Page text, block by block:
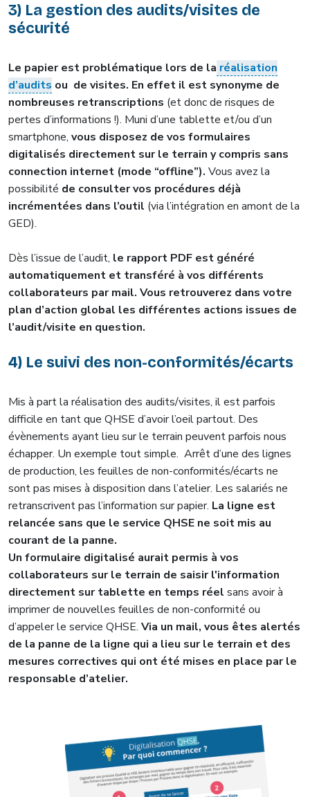
3) La gestion des audits/visites de
sécurité
Le papier est problématique lors de la réalisation
d’audits ou de visites. En effet il est synonyme de
nombreuses retranscriptions (et donc de risques de
pertes d’informations !). Muni d’une tablette et/ou d’un
smartphone, vous disposez de vos formulaires
digitalisés directement sur le terrain y compris sans
connection internet (mode “offline”). Vous avez la
possibilité de consulter vos procédures déjà
incrémentées dans l’outil (via l’intégration en amont de la
GED).
Dès l’issue de l’audit, le rapport PDF est généré
automatiquement et transféré à vos différents
collaborateurs par mail. Vous retrouverez dans votre
plan d’action global les différentes actions issues de
l’audit/visite en question.
4) Le suivi des non-conformités/écarts
Mis à part la réalisation des audits/visites, il est parfois
difficile en tant que QHSE d’avoir l’oeil partout. Des
évènements ayant lieu sur le terrain peuvent parfois nous
échapper. Un exemple tout simple. Arrêt d’une des lignes
de production, les feuilles de non-conformités/écarts ne
sont pas mises à disposition dans l’atelier. Les salariés ne
retranscrivent pas l’information sur papier. La ligne est
relancée sans que le service QHSE ne soit mis au
courant de la panne.
Un formulaire digitalisé aurait permis à vos
collaborateurs sur le terrain de saisir l'information
directement sur tablette en temps réel sans avoir à
imprimer de nouvelles feuilles de non-conformité ou
d’appeler le service QHSE. Via un mail, vous êtes alertés
de la panne de la ligne qui a lieu sur le terrain et des
mesures correctives qui ont été mises en place par le
responsable d’atelier.